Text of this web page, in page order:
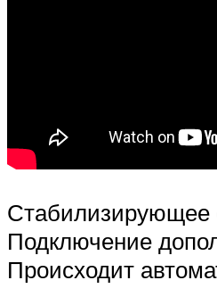
Стабилизирующее
Подключение
Происходит